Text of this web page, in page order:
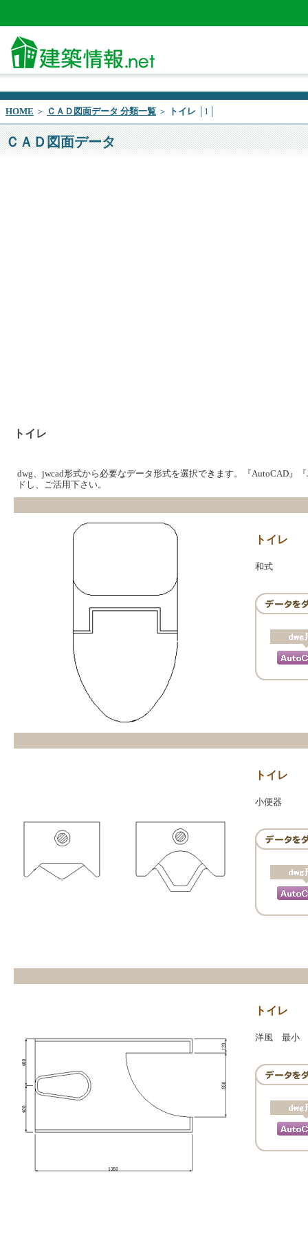
HOME ＞ ＣＡＤ図面データ 分類一覧 ＞ トイレ │1│
ＣＡＤ図面データ
トイレ
dwg、jwcad形式から必要なデータ形式を選択できます。『AutoCAD』
ドし、ご活用下さい。
トイレ
和式
トイレ
小便器
トイレ
洋風 最小